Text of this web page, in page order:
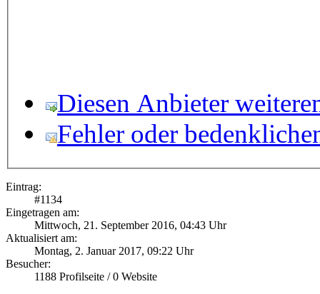
Diesen Anbieter
Fehler oder
Eintrag:
#1134
Eingetragen am:
Mittwoch, 21. September 2016, 04:43 Uhr
Aktualisiert am:
Montag, 2. Januar 2017, 09:22 Uhr
Besucher:
1188 Profilseite /0 Website